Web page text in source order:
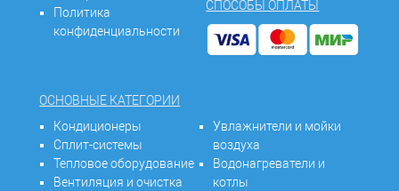
Политика
конфиденциальности
СПОСОБЫ ОПЛАТЫ
ОСНОВНЫЕ КАТЕГОРИИ
Кондиционеры
Сплит-системы
Тепловое оборудование
Вентиляция и очистка
Увлажнители и мойки
воздуха
Водонагреватели и
котлы